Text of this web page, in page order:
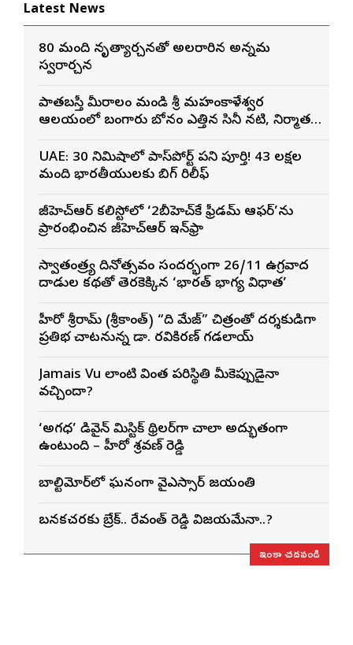
Latest News
80 మంది నృత్యార్చనతో అలరారిన అన్నమ
స్వరార్చన
పాతబస్తీ మీరాలం మండి శ్రీ మహంకాళేశ్వర
ఆలయంలో బంగారు బోనం ఎత్తిన సినీ నటి, నిర్మాత
UAE: 30 నిమిషాల్లో పాస్‌పోర్ట్ పని పూర్తి! 43 లక్షల
మంది భారతీయులకు బిగ్ రిలీఫ్
జీహెచ్ఆర్ కల్లిస్టోలో ‘2బీహెచ్‌కే ఫ్రీడమ్ ఆఫర్’ను
ప్రారంభించిన జీహెచ్ఆర్ ఇన్‌ఫ్రా
స్వాతంత్ర్య దినోత్సవం సందర్భంగా 26/11 ఉగ్రవాద
దాడుల కథతో తెరకెక్కిన ‘భారత్ భాగ్య విధాత’
హీరో శ్రీరామ్ (శ్రీకాంత్) “ది మేజ్” చిత్రంతో దర్శకుడిగా
ప్రతిభ చాటనున్న డా. రవికిరణ్ గడలాయ్
Jamais Vu లాంటి వింత పరిస్థితి మీకెప్పుడైనా
వచ్చిందా?
‘అగధ’ డివైన్ మిస్టిక్ థ్రిల్లర్‌గా చాలా అద్భుతంగా
ఉంటుంది – హీరో శ్రవణ్ రెడ్డి
బాల్టిమోర్‌లో ఘనంగా వైఎస్సార్‌ జయంతి
బనకచర్లకు బ్రేక్.. రేవంత్ రెడ్డి విజయమేనా..?
ఇంకా చదవండి